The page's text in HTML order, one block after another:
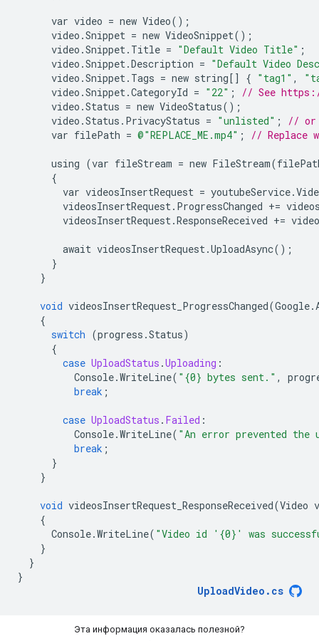
var video = new Video();
video .Snippet = new VideoSnippet();
video .Snippet. Title = "Default Video Title" ;
video .Snippet.Description = "Default Video
video .Snippet. Tags = new string[] { "tag1" ,
video .Snippet.CategoryId = "22" ;
// See
video .Status = new VideoStatus();
video .Status . PrivacyStatus = "unlisted" ;
// or
var filePath = @"REPLACE_ME.mp4" ; // Replace
using (var fileStream = new FileStream(
{
var videosInsertRequest = youtubeService.
videosInsertRequest. ProgressChanged +=
videosInsertRequest.ResponseReceived +=
await videosInsertRequest.UploadAsync();
}
}
void videosInsertRequest_ProgressChanged(Google.
{
switch (progress .Status)
{
case UploadStatus .Uploading :
Console.WriteLine( "{0} bytes sent." ,
break ;
case UploadStatus . Failed :
Console.WriteLine( "An error prevented the
break ;
}
}
void videosInsertRequest_ResponseReceived(Video
{
Console.WriteLine( "Video id '{0}' was
}
}
}
UploadVideo . cs
Эта информация оказалась полезной?